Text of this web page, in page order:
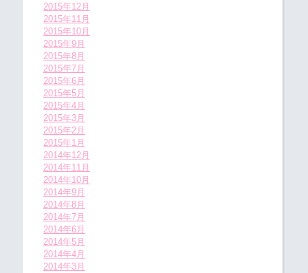
2015年12月
2015年11月
2015年10月
2015年9月
2015年8月
2015年7月
2015年6月
2015年5月
2015年4月
2015年3月
2015年2月
2015年1月
2014年12月
2014年11月
2014年10月
2014年9月
2014年8月
2014年7月
2014年6月
2014年5月
2014年4月
2014年3月